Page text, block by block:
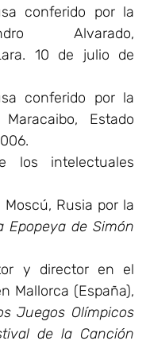
conferido por la
Alvarado,
10 de julio de
conferido por la
Estado
intelectuales
Rusia por la
Epopeya de Simón
y director en el
Mallorca (España),
Juegos Olímpicos
de la Canción